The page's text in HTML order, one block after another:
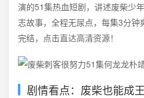
演的51集热血短剧，讲述废柴少
志故事，全程无尿点，每集3分
完结，点击直达高清资源！
剧情看点：废柴也能成